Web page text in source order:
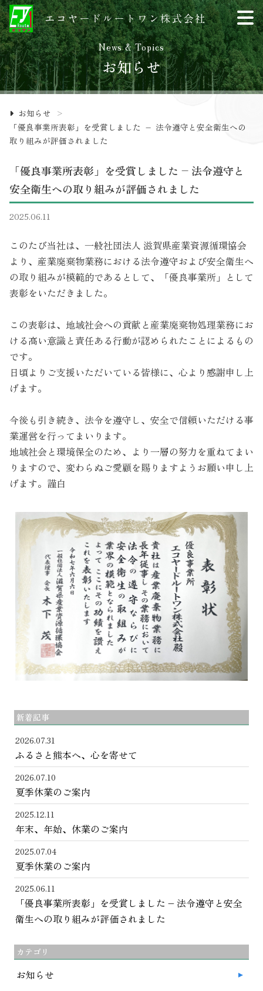
News & Topics
お知らせ
お知らせ
>
「優良事業所表彰」を受賞しました – 法令遵守と安全衛生への
取り組みが評価されました
「優良事業所表彰」を受賞しました – 法令遵守と
安全衛生への取り組みが評価されました
2025.06.11
このたび当社は、一般社団法人 滋賀県産業資源循環協会
より、産業廃棄物業務における法令遵守および安全衛生へ
の取り組みが模範的であるとして、「優良事業所」として
表彰をいただきました。
この表彰は、地域社会への貢献と産業廃棄物処理業務にお
ける高い意識と責任ある行動が認められたことによるもの
です。
日頃よりご支援いただいている皆様に、心より感謝申し上
げます。
今後も引き続き、法令を遵守し、安全で信頼いただける事
業運営を行ってまいります。
地域社会と環境保全のため、より一層の努力を重ねてまい
りますので、変わらぬご愛顧を賜りますようお願い申し上
げます。謹白
新着記事
2026.07.31
ふるさと熊本へ、心を寄せて
2026.07.10
夏季休業のご案内
2025.12.11
年末、年始、休業のご案内
2025.07.04
夏季休業のご案内
2025.06.11
「優良事業所表彰」を受賞しました – 法令遵守と安全
衛生への取り組みが評価されました
カテゴリ
お知らせ